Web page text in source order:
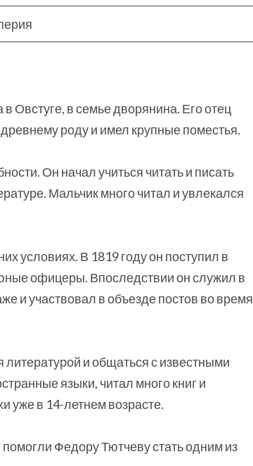
Овстуге, в семье дворянина. Его отец
роду и имел крупные поместья.
Он начал учиться читать и писать
Мальчик много читал и увлекался
условиях. В 1819 году он поступил в
офицеры. Впоследствии он служил в
и участвовал в объезде постов во время
и общаться с известными
языки, читал много книг и
уже в 14-летнем возрасте.
Федору Тютчеву стать одним из